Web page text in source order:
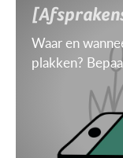
Waar en
plakken?